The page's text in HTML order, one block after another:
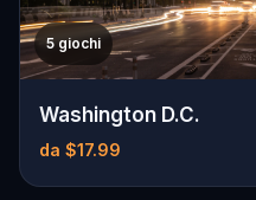
5 giochi
Washington D.C.
da $17.99